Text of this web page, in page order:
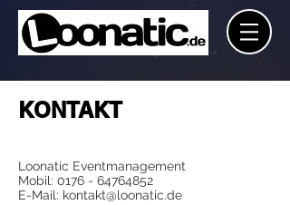
KONTAKT
Loonatic Eventmanagement
Mobil: 0176 - 64764852
E-Mail: kontakt@loonatic.de